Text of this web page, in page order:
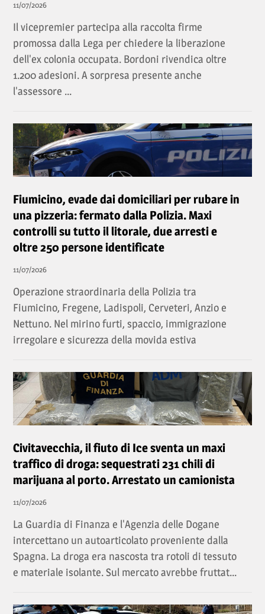
11/07/2026
Il vicepremier partecipa alla raccolta firme
promossa dalla Lega per chiedere la liberazione
dell'ex colonia occupata. Bordoni rivendica oltre
1.200 adesioni. A sorpresa presente anche
l'assessore ...
Fiumicino, evade dai domiciliari per rubare in
una pizzeria: fermato dalla Polizia. Maxi
controlli su tutto il litorale, due arresti e
oltre 250 persone identificate
11/07/2026
Operazione straordinaria della Polizia tra
Fiumicino, Fregene, Ladispoli, Cerveteri, Anzio e
Nettuno. Nel mirino furti, spaccio, immigrazione
irregolare e sicurezza della movida estiva
Civitavecchia, il fiuto di Ice sventa un maxi
traffico di droga: sequestrati 231 chili di
marijuana al porto. Arrestato un camionista
11/07/2026
La Guardia di Finanza e l'Agenzia delle Dogane
intercettano un autoarticolato proveniente dalla
Spagna. La droga era nascosta tra rotoli di tessuto
e materiale isolante. Sul mercato avrebbe fruttat...